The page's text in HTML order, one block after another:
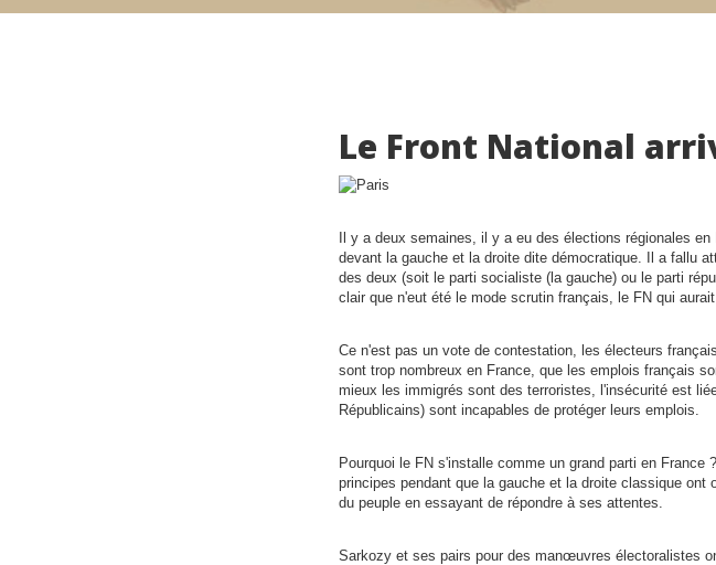
Le Front National
Il y a deux semaines, il y a eu des élections régionales
devant la gauche et la droite dite démocratique. Il a fallu
des deux (soit le parti socialiste (la gauche) ou le parti
clair que n'eut été le mode scrutin français, le FN qui
Ce n'est pas un vote de contestation, les électeurs
sont trop nombreux en France, que les emplois français
mieux les immigrés sont des terroristes, l'insécurité est
Républicains) sont incapables de protéger leurs emplois.
Pourquoi le FN s'installe comme un grand parti en
principes pendant que la gauche et la droite classique
du peuple en essayant de répondre à ses attentes.
Sarkozy et ses pairs pour des manœuvres électoralistes